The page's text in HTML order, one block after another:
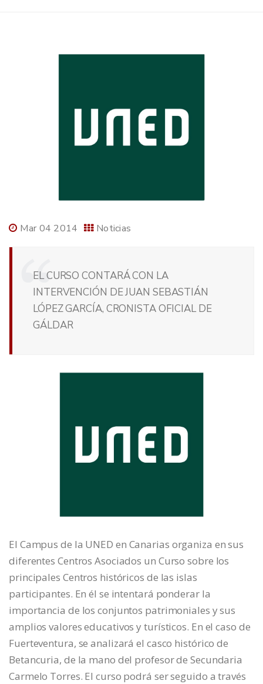
Mar 04 2014 Noticias
EL CURSO CONTARÁ CON LA
INTERVENCIÓN DE JUAN SEBASTIÁN
LÓPEZ GARCÍA, CRONISTA OFICIAL DE
GÁLDAR
El Campus de la UNED en Canarias organiza en sus
diferentes Centros Asociados un Curso sobre los
principales Centros históricos de las islas
participantes. En él se intentará ponderar la
importancia de los conjuntos patrimoniales y sus
amplios valores educativos y turísticos. En el caso de
Fuerteventura, se analizará el casco histórico de
Betancuria, de la mano del profesor de Secundaria
Carmelo Torres. El curso podrá ser seguido a través